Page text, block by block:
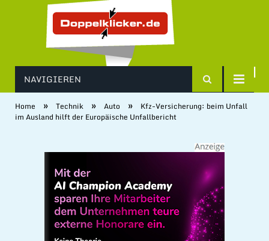
NAVIGIEREN
Home » Technik » Auto »
Kfz-Versicherung: beim Unfall
im Ausland hilft der Europäische Unfallbericht